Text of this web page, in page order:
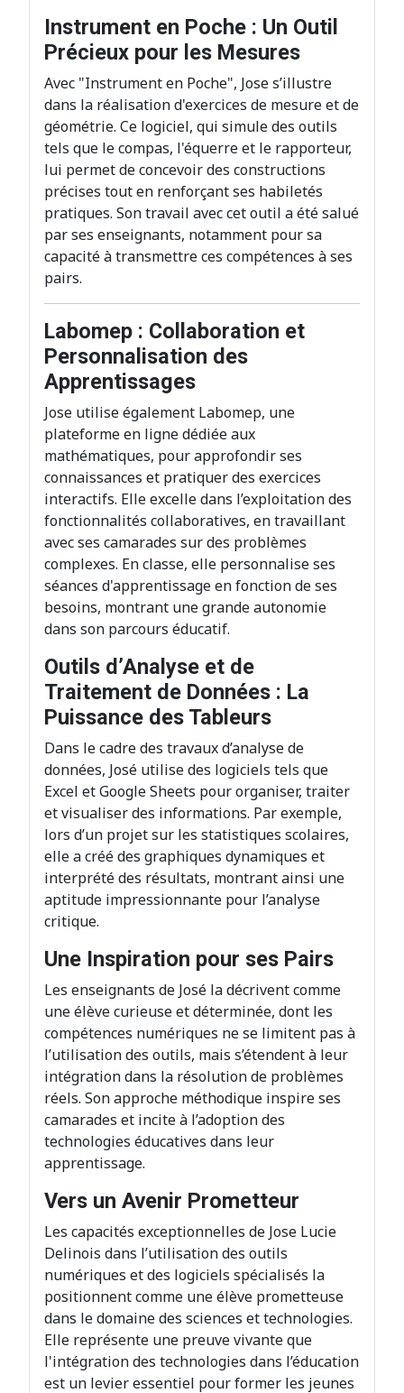
Instrument en Poche : Un Outil
Précieux pour les Mesures
Avec "Instrument en Poche", Jose s’illustre
dans la réalisation d'exercices de mesure et de
géométrie. Ce logiciel, qui simule des outils
tels que le compas, l'équerre et le rapporteur,
lui permet de concevoir des constructions
précises tout en renforçant ses habiletés
pratiques. Son travail avec cet outil a été salué
par ses enseignants, notamment pour sa
capacité à transmettre ces compétences à ses
pairs.
Labomep : Collaboration et
Personnalisation des
Apprentissages
Jose utilise également Labomep, une
plateforme en ligne dédiée aux
mathématiques, pour approfondir ses
connaissances et pratiquer des exercices
interactifs. Elle excelle dans l’exploitation des
fonctionnalités collaboratives, en travaillant
avec ses camarades sur des problèmes
complexes. En classe, elle personnalise ses
séances d'apprentissage en fonction de ses
besoins, montrant une grande autonomie
dans son parcours éducatif.
Outils d’Analyse et de
Traitement de Données : La
Puissance des Tableurs
Dans le cadre des travaux d’analyse de
données, José utilise des logiciels tels que
Excel et Google Sheets pour organiser, traiter
et visualiser des informations. Par exemple,
lors d’un projet sur les statistiques scolaires,
elle a créé des graphiques dynamiques et
interprété des résultats, montrant ainsi une
aptitude impressionnante pour l’analyse
critique.
Une Inspiration pour ses Pairs
Les enseignants de José la décrivent comme
une élève curieuse et déterminée, dont les
compétences numériques ne se limitent pas à
l’utilisation des outils, mais s’étendent à leur
intégration dans la résolution de problèmes
réels. Son approche méthodique inspire ses
camarades et incite à l’adoption des
technologies éducatives dans leur
apprentissage.
Vers un Avenir Prometteur
Les capacités exceptionnelles de Jose Lucie
Delinois dans l’utilisation des outils
numériques et des logiciels spécialisés la
positionnent comme une élève prometteuse
dans le domaine des sciences et technologies.
Elle représente une preuve vivante que
l'intégration des technologies dans l’éducation
est un levier essentiel pour former les jeunes